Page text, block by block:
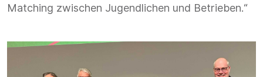
Matching zwischen Jugendlichen und Betrieben.“